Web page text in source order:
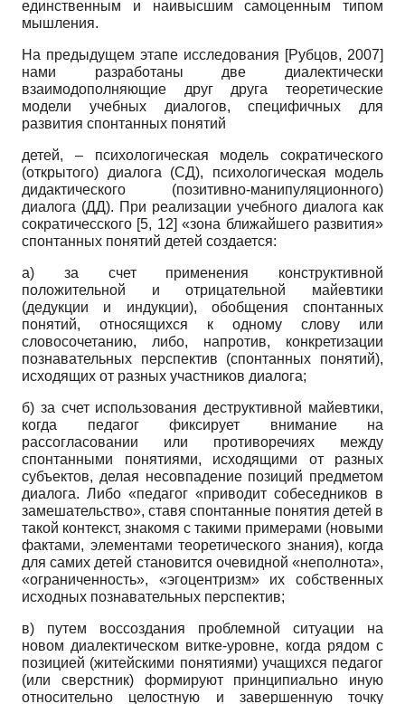
единственным и наивысшим самоценным типом
мышления.
На предыдущем этапе исследования [Рубцов, 2007]
нами разработаны две диалектически
взаимодополняющие друг друга теоретические
модели учебных диалогов, специфичных для
развития спонтанных понятий
детей, – психологическая модель сократического
(открытого) диалога (СД), психологическая модель
дидактического (позитивно-манипуляционного)
диалога (ДД). При реализации учебного диалога как
сократичесского [5, 12] «зона ближайшего развития»
спонтанных понятий детей создается:
а) за счет применения конструктивной
положительной и отрицательной майевтики
(дедукции и индукции), обобщения спонтанных
понятий, относящихся к одному слову или
словосочетанию, либо, напротив, конкретизации
познавательных перспектив (спонтанных понятий),
исходящих от разных участников диалога;
б) за счет использования деструктивной майевтики,
когда педагог фиксирует внимание на
рассогласовании или противоречиях между
спонтанными понятиями, исходящими от разных
субъектов, делая несовпадение позиций предметом
диалога. Либо «педагог «приводит собеседников в
замешательство», ставя спонтанные понятия детей в
такой контекст, знакомя с такими примерами (новыми
фактами, элементами теоретического знания), когда
для самих детей становится очевидной «неполнота»,
«ограниченность», «эгоцентризм» их собственных
исходных познавательных перспектив;
в) путем воссоздания проблемной ситуации на
новом диалектическом витке-уровне, когда рядом с
позицией (житейскими понятиями) учащихся педагог
(или сверстник) формируют принципиально иную
относительно целостную и завершенную точку